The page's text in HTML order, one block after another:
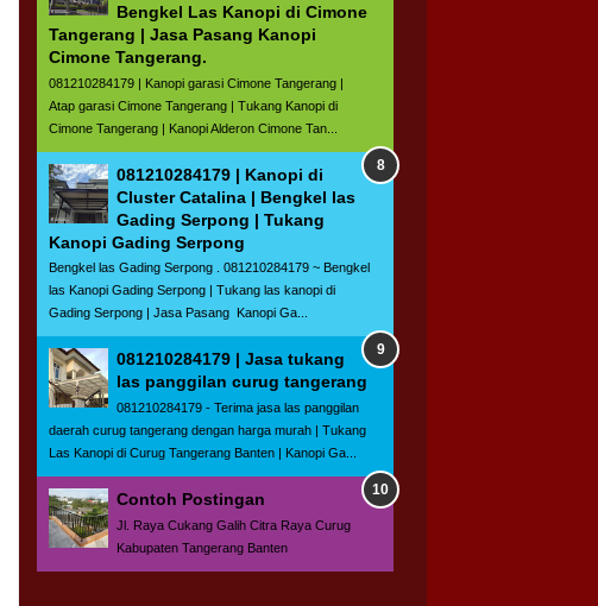
Bengkel Las Kanopi di Cimone
Tangerang | Jasa Pasang Kanopi
Cimone Tangerang.
081210284179 | Kanopi garasi Cimone Tangerang |
Atap garasi Cimone Tangerang | Tukang Kanopi di
Cimone Tangerang | Kanopi Alderon Cimone Tan...
081210284179 | Kanopi di
Cluster Catalina | Bengkel las
Gading Serpong | Tukang
Kanopi Gading Serpong
Bengkel las Gading Serpong . 081210284179 ~ Bengkel
las Kanopi Gading Serpong | Tukang las kanopi di
Gading Serpong | Jasa Pasang Kanopi Ga...
081210284179 | Jasa tukang
las panggilan curug tangerang
081210284179 - Terima jasa las panggilan
daerah curug tangerang dengan harga murah | Tukang
Las Kanopi di Curug Tangerang Banten | Kanopi Ga...
Contoh Postingan
Jl. Raya Cukang Galih Citra Raya Curug
Kabupaten Tangerang Banten